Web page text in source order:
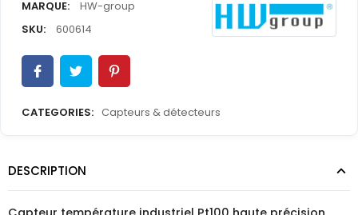
MARQUE:
HW-group
SKU:
600614
CATEGORIES: Capteurs & détecteurs
DESCRIPTION